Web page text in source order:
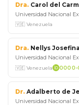
Dra. Carol del
Universidad Nacional
🇻🇪 Venezuela
Dra. Nellys
Universidad Nacional
🇻🇪 Venezuela 0000-
Dr. Adalberto de
Universidad Nacional